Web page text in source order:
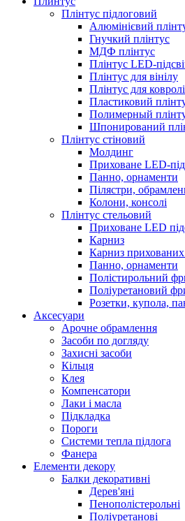
Плінтус підлоговий
Алюмінієвий
Гнучкий плінтус
МДФ плінтус
Плінтус LED-
Плінтус для вінілу
Плінтус для
Пластиковий
Полимерный
Шпонирований
Плінтус стіновий
Молдинг
Приховане LED-
Панно, орнаменти
Пілястри,
Колони, консолі
Плінтус стельовий
Приховане LED
Карниз
Карниз
Панно, орнаменти
Полістирольний
Поліуретановий
Розетки, купола,
Аксесуари
Арочне обрамлення
Засоби по догляду
Захисні засоби
Кільця
Клея
Компенсатори
Лаки і масла
Підкладка
Пороги
Системи тепла підлога
Фанера
Елементи декору
Балки декоративні
Дерев'яні
Пенополістерольні
Поліуретанові